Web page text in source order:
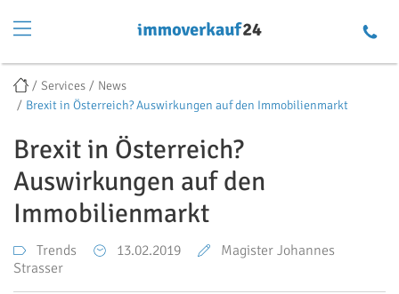
Services
News
Brexit in Österreich? Auswirkungen auf den Immobilienmarkt
Brexit in Österreich?
Auswirkungen auf den
Immobilienmarkt
Trends 13.02.2019
Magister Johannes
Strasser